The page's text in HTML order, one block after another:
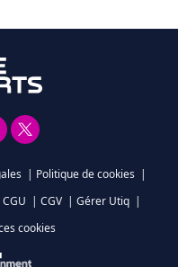
| Politique de cookies |
CGU | CGV | Gérer Utiq |
cookies